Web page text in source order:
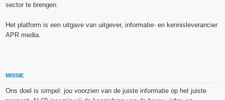
sector te brengen.
Het platform is een uitgave van uitgever, informatie- en kennisleverancier
APR media.
MISSIE
Ons doel is simpel: jou voorzien van de juiste informatie op het juiste